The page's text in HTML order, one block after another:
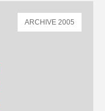
ARCHIVE 2005